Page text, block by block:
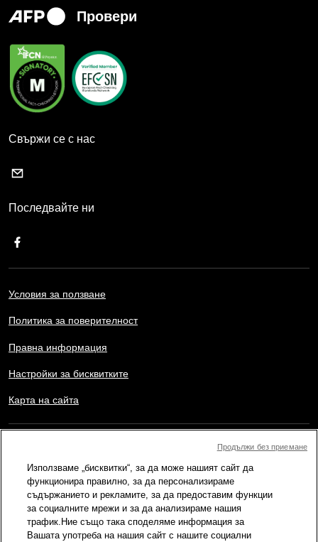
Провери
Свържи се с нас
Последвайте ни
Условия за ползване
Политика за поверителност
Правна информация
Настройки за бисквитките
Карта на сайта
Copyright © AFP 2017-2026. Всички права запазени.
този уебсайт, както и да използват наличните функции за
споделяне за лични, частни и нетърговски цели. Всяка друга
употреба, в частност възпроизвеждане, публично предаване
или разпостранение на съдържанието на този уебсайт, изцяло
или частично, с каквато и да е друга цел и/или по какъвто и да
е начин, без конкретно лицензионно споразумение подписано
с AFP, е строго забранено. Външното съдържание, което е
Използваме „бисквитки“, за да може нашият сайт да
функционира правилно, за да персонализираме
съдържанието и рекламите, за да предоставим функции
за социалните мрежи и за да анализираме нашия
трафик.Ние също така споделяме информация за
Вашата употреба на нашия сайт с нашите социални
Продължи без приемане